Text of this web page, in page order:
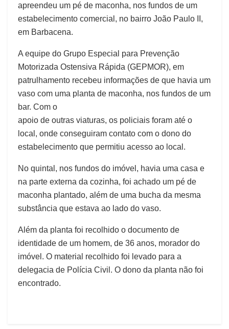
apreendeu um pé de maconha, nos fundos de um
estabelecimento comercial, no bairro João Paulo II,
em Barbacena.
A equipe do Grupo Especial para Prevenção
Motorizada Ostensiva Rápida (GEPMOR), em
patrulhamento recebeu informações de que havia um
vaso com uma planta de maconha, nos fundos de um
bar. Com o
apoio de outras viaturas, os policiais foram até o
local, onde conseguiram contato com o dono do
estabelecimento que permitiu acesso ao local.
No quintal, nos fundos do imóvel, havia uma casa e
na parte externa da cozinha, foi achado um pé de
maconha plantado, além de uma bucha da mesma
substância que estava ao lado do vaso.
Além da planta foi recolhido o documento de
identidade de um homem, de 36 anos, morador do
imóvel. O material recolhido foi levado para a
delegacia de Polícia Civil. O dono da planta não foi
encontrado.